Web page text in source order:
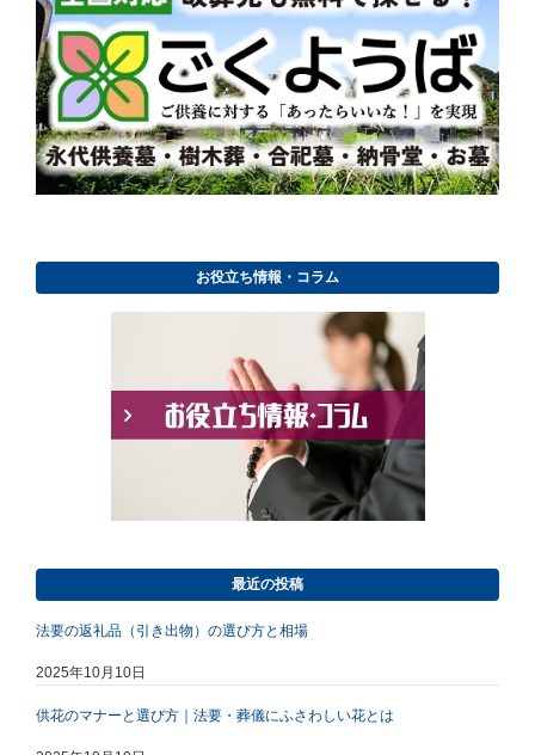
お役立ち情報・コラム
最近の投稿
法要の返礼品（引き出物）の選び方と相場
2025年10月10日
供花のマナーと選び方｜法要・葬儀にふさわしい花とは